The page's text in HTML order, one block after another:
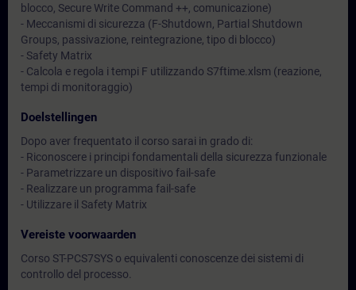
blocco, Secure Write Command ++, comunicazione)
- Meccanismi di sicurezza (F-Shutdown, Partial Shutdown
Groups, passivazione, reintegrazione, tipo di blocco)
- Safety Matrix
- Calcola e regola i tempi F utilizzando S7ftime.xlsm (reazione,
tempi di monitoraggio)
Doelstellingen
Dopo aver frequentato il corso sarai in grado di:
- Riconoscere i principi fondamentali della sicurezza funzionale
- Parametrizzare un dispositivo fail-safe
- Realizzare un programma fail-safe
- Utilizzare il Safety Matrix
Vereiste voorwaarden
Corso ST-PCS7SYS o equivalenti conoscenze dei sistemi di
controllo del processo.